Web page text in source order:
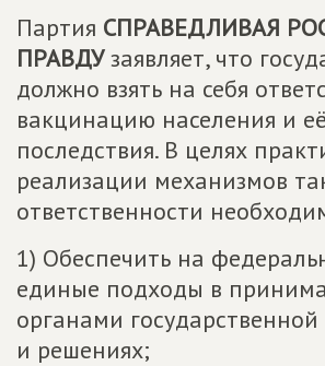
Партия СПРАВЕДЛИВАЯ
ПРАВДУзаявляет, что
должно взять на себя
вакцинацию населения и её
последствия. В целях
реализации механизмов
ответственности
1) Обеспечить на
единые подходы в
органами
и решениях;